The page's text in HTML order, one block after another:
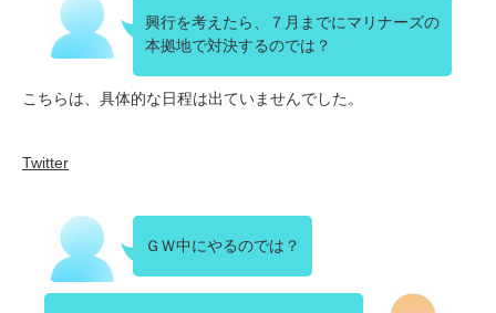
興行を考えたら、７月までにマリナーズの
本拠地で対決するのでは？
こちらは、具体的な日程は出ていませんでした。
Twitter
ＧＷ中にやるのでは？